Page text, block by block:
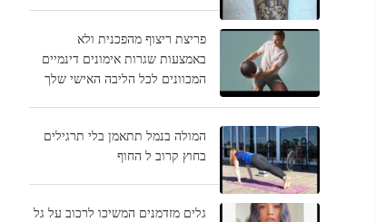
פריצת ריצוף מהפכנית ולא
באמצעות שגרות אימונים דינמיים
המכוונים לכל הליבה האישי שלך
המולה בנמל תתאמן בלי תרגילים
בחוץ קרוב ל החוף
גלים מזדמנים המשיכו לרכוב על גל